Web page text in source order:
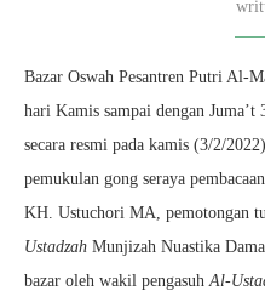
Bazar Oswah Pesantren Putri Al-
hari Kamis sampai dengan
secara resmi pada kamis (3/2/
pemukulan gong seraya
KH. Ustuchori MA, pemotongan
Ustadzah Munjizah Nuastika
bazar oleh wakil pengasuhAl-